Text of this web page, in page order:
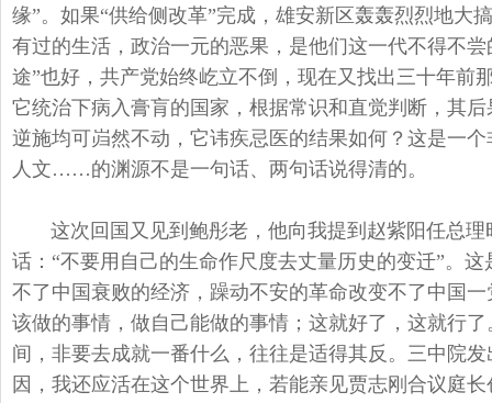
缘”。如果“供给侧改革”完成，雄安新区轰轰烈烈地大
有过的生活，政治一元的恶果，是他们这一代不得不
途”也好，共产党始终屹立不倒，现在又找出三十年前
它统治下病入膏肓的国家，根据常识和直觉判断，其
逆施均可岿然不动，它讳疾忌医的结果如何？这是一
人文……的渊源不是一句话、两句话说得清的。
这次回国又见到鲍彤老，他向我提到赵紫阳任总
话：“不要用自己的生命作尺度去丈量历史的变迁”。
不了中国衰败的经济，躁动不安的革命改变不了中国
该做的事情，做自己能做的事情；这就好了，这就行
间，非要去成就一番什么，往往是适得其反。三中院
因，我还应活在这个世界上，若能亲见贾志刚合议庭